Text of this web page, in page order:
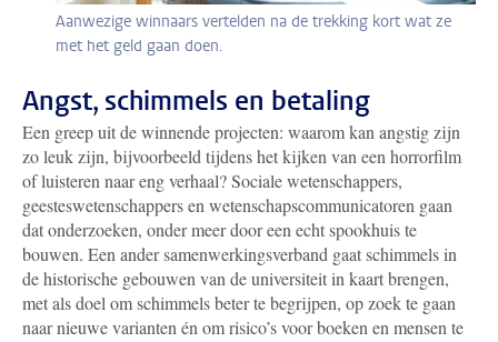
Aanwezige winnaars vertelden na de trekking kort wat ze
met het geld gaan doen.
Angst, schimmels en betaling
Een greep uit de winnende projecten: waarom kan angstig zijn
zo leuk zijn, bijvoorbeeld tijdens het kijken van een horrorfilm
of luisteren naar eng verhaal? Sociale wetenschappers,
geesteswetenschappers en wetenschapscommunicatoren gaan
dat onderzoeken, onder meer door een echt spookhuis te
bouwen. Een ander samenwerkingsverband gaat schimmels in
de historische gebouwen van de universiteit in kaart brengen,
met als doel om schimmels beter te begrijpen, op zoek te gaan
naar nieuwe varianten én om risico’s voor boeken en mensen te